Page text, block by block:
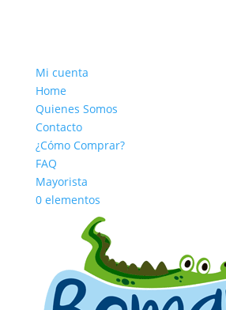
Mi cuenta
Home
Quienes Somos
Contacto
¿Cómo Comprar?
FAQ
Mayorista
0 elementos